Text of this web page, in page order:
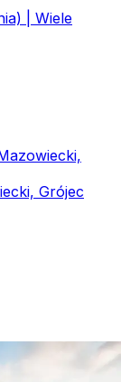
| Wiele
Grójec